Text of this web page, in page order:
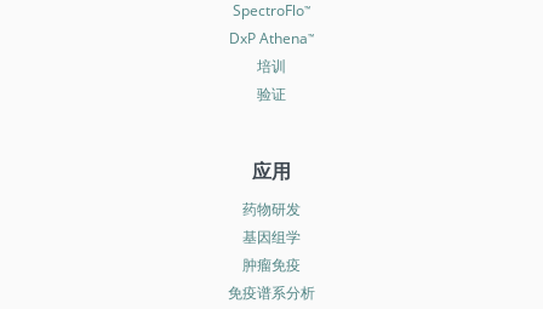
SpectroFlo™
DxP Athena™
培训
验证
应用
药物研发
基因组学
肿瘤免疫
免疫谱系分析